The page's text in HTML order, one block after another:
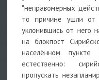
"неправомерных
то причине ушли от
уклонившись от него
на блокпост
населённом
естественно:
пропускать